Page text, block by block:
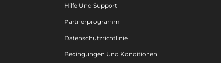
Hilfe Und Support
Partnerprogramm
Datenschutzrichtlinie
Bedingungen Und Konditionen